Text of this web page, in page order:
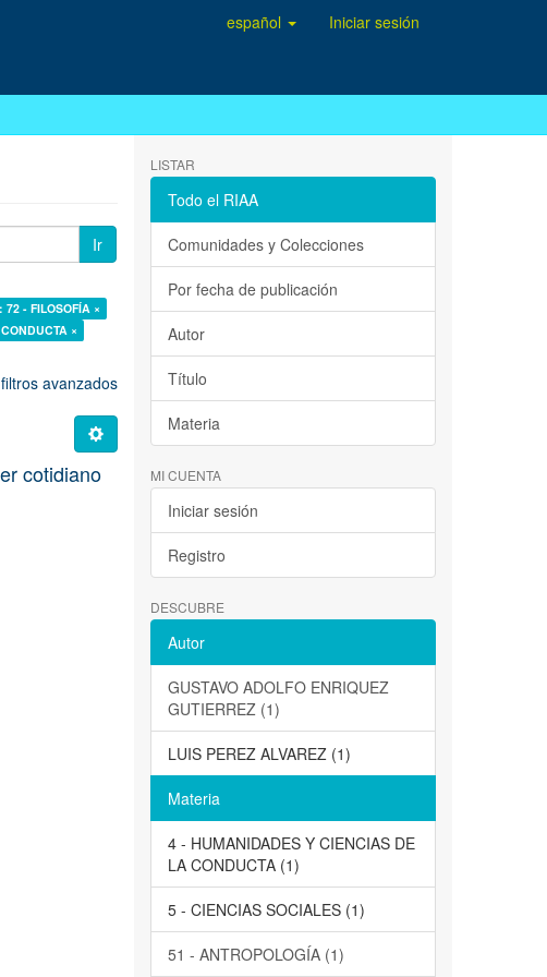
español Iniciar sesión
Ir
72 - FILOSOFÍA ×
×
avanzados
cotidiano
LISTAR
Todo el RIAA
Comunidades y Colecciones
Por fecha de publicación
Autor
Título
Materia
MI CUENTA
Iniciar sesión
Registro
DESCUBRE
Autor
GUSTAVO ADOLFO ENRIQUEZ
GUTIERREZ (1)
LUIS PEREZ ALVAREZ (1)
Materia
4 - HUMANIDADES Y CIENCIAS DE
LA CONDUCTA (1)
5 - CIENCIAS SOCIALES (1)
51 - ANTROPOLOGÍA (1)